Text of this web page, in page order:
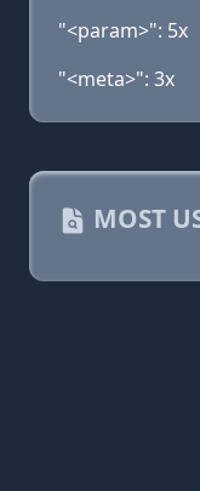
"<param>": 5x
"<meta>": 3x
MOST